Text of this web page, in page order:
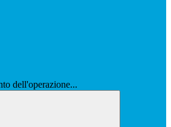
dell'operazione...